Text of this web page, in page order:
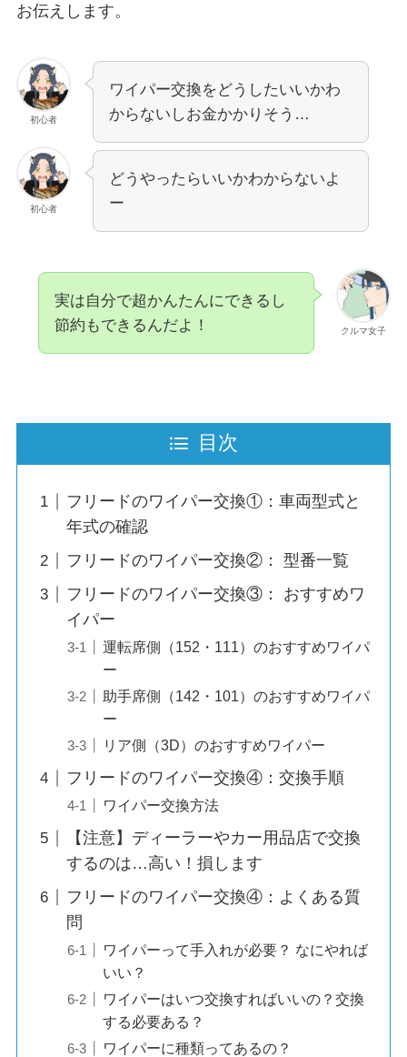
お伝えします。
初心者
ワイパー交換をどうしたいいかわ
からないしお金かかりそう…
初心者
どうやったらいいかわからないよ
ー
クルマ女子
実は自分で超かんたんにできるし
節約もできるんだよ！
目次
フリードのワイパー交換①：車両型式と
年式の確認
フリードのワイパー交換②： 型番一覧
フリードのワイパー交換③： おすすめワ
イパー
運転席側（152・111）のおすすめワイパ
ー
助手席側（142・101）のおすすめワイパ
ー
リア側（3D）のおすすめワイパー
フリードのワイパー交換④：交換手順
ワイパー交換方法
【注意】ディーラーやカー用品店で交換
するのは…高い！損します
フリードのワイパー交換④：よくある質
問
ワイパーって手入れが必要？ なにやれば
いい？
ワイパーはいつ交換すればいいの？交換
する必要ある？
ワイパーに種類ってあるの？